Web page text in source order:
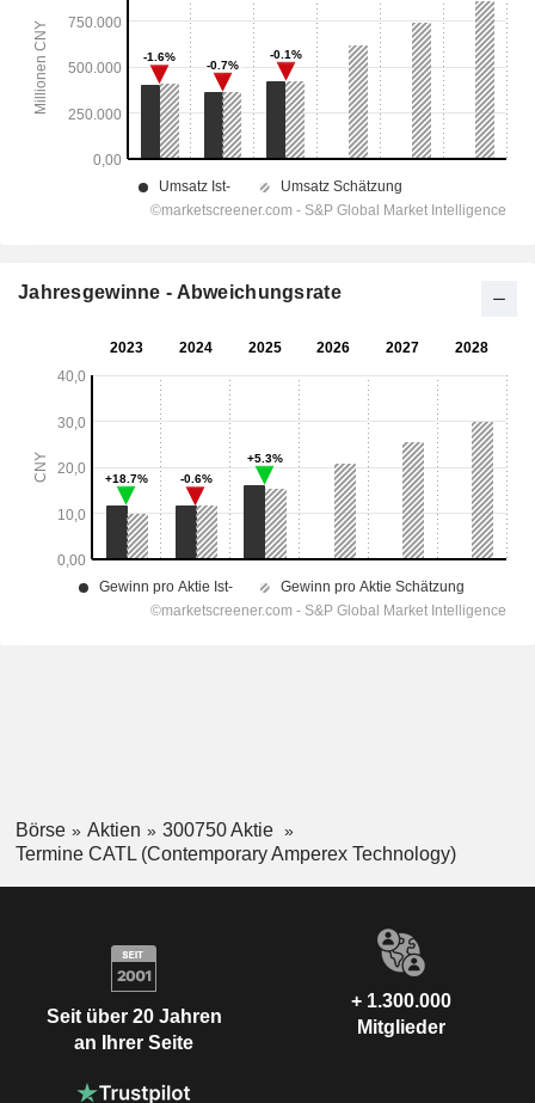
Jahresgewinne - Abweichungsrate
Börse Aktien
300750 Aktie
Termine CATL (Contemporary Amperex Technology)
Seit über 20 Jahren
an Ihrer Seite
+ 1.300.000
Mitglieder